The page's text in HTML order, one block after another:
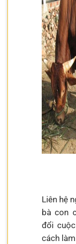
địa
Liên hệ
bà con
đổi
cách